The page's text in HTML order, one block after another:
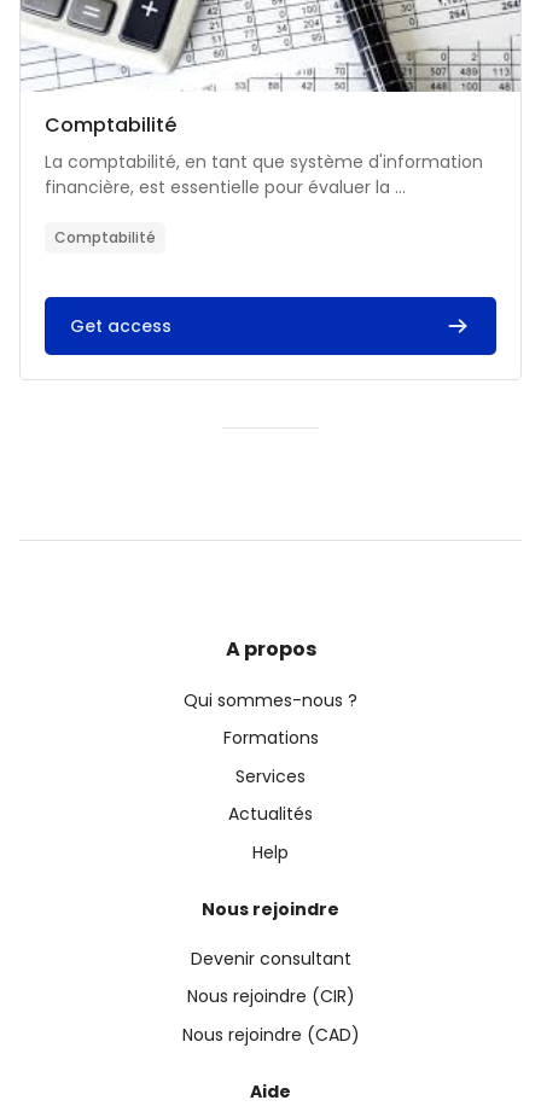
Catégorie de cours
Nom du cours
Comptabilité
Résumé du cours :
La comptabilité, en tant que système d'information
financière, est essentielle pour évaluer la ...
Comptabilité
Get access
A propos
Qui sommes-nous ?
Formations
Services
Actualités
Help
Nous rejoindre
Devenir consultant
Nous rejoindre (CIR)
Nous rejoindre (CAD)
Aide